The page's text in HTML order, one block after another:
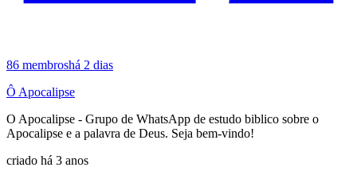
86 membroshá 2 dias
Ô Apocalipse
O Apocalipse - Grupo de WhatsApp de estudo biblico sobre o
Apocalipse e a palavra de Deus. Seja bem-vindo!
criado há 3 anos